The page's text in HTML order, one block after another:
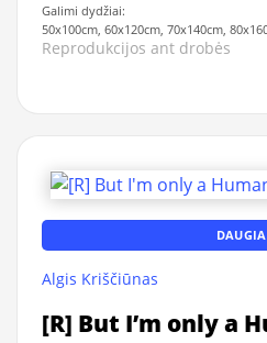
Galimi dydžiai:
50x100cm, 60x120cm, 70x140cm,
Reprodukcijos ant drobės
Algis Kriščiūnas
[R] But I’m only a